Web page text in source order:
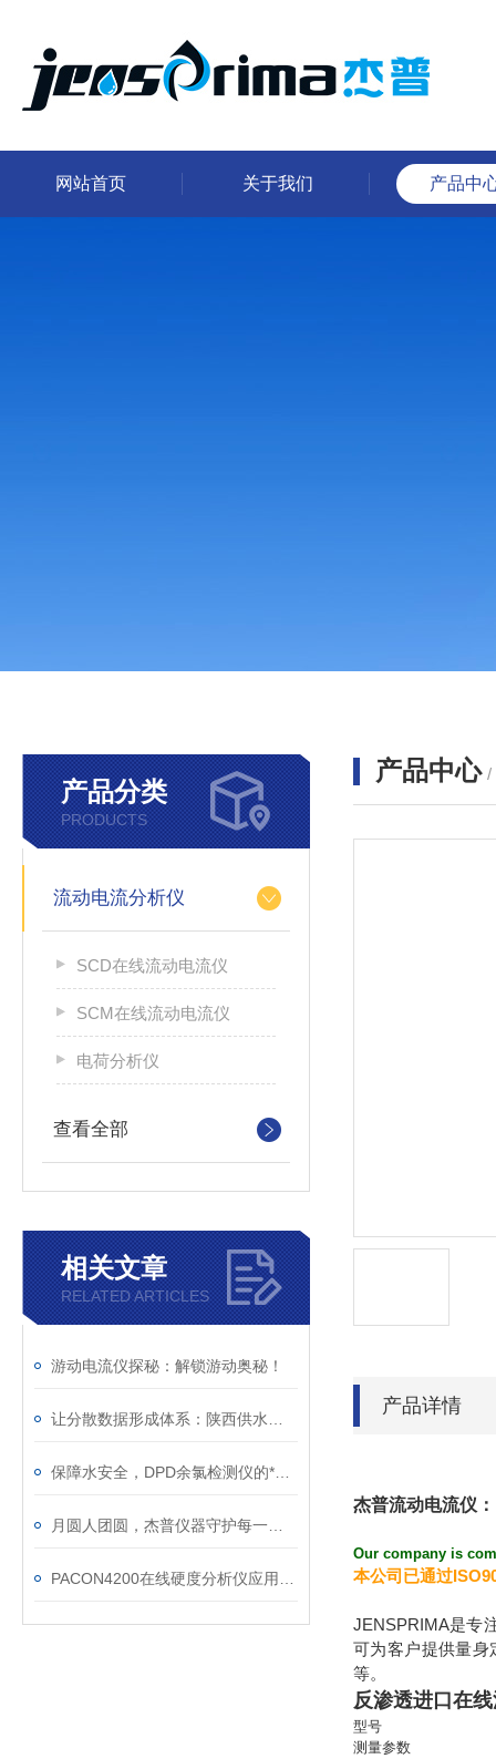
网站首页 关于我们 产品中
产品分类
PRODUCTS
流动电流分析仪
SCD在线流动电流仪
SCM在线流动电流仪
电荷分析仪
查看全部
相关文章
RELATED ARTICLES
游动电流仪探秘：解锁游动奥秘！
产品中心 /
产品详情
杰普流动电流仪：
Our company is
本公司已通过
JENSPRIMA是专
可为客户提供量身
等。
反渗透进口在
型号
测量参数